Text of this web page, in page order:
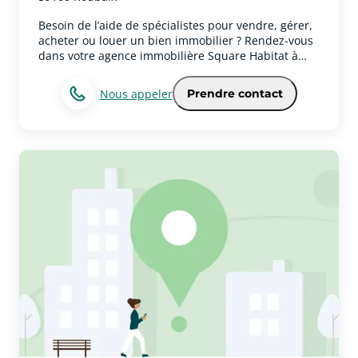
Instagram.
Besoin de l’aide de spécialistes pour vendre, gérer,
acheter ou louer un bien immobilier ? Rendez-vous
dans votre agence immobilière Square Habitat à
immobiliers.Votre agence immobilière couvre aussi
la ville de RoubaixVéritable partenaire de vie, notre
équipe vous accompagne avec passion et rigueur à
expertises et services immobiliers de votre agence à
expertise sur l’ensemble des métiers achat, vente,
gestion locative, location, syndic de copropriété,
investissement immobilier, location saisonnière...
Des garanties et des services pour être au plus près
de vos préoccupations.Contactez votre agence
immobilière Square Habitat Roubaix pour vos
projets de gestion, de vente, d’achat ou de
locationVous avez un projet immobilier à Roubaix ?
N’attendez pas, prenez contact avec nous pour
bénéficier de notre expertise ! Nos équipes sont
disponibles du lundi au vendredi : 9h-12h30 et 14h-
18h30 et le samedi de 9h30 à 12h30 et de 14h à 17h
Prendre contact
Nous appeler